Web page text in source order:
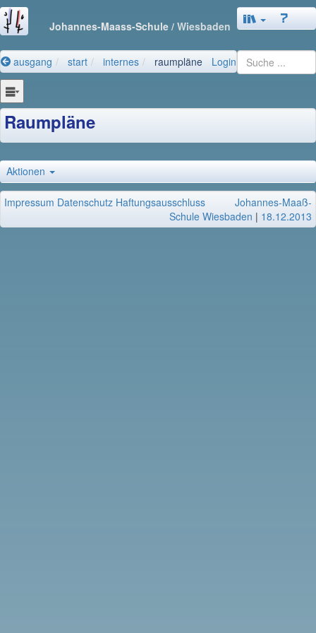
Johannes-Maass-Schule / Wiesbaden
ausgang start internes raumpläne Login
Raumpläne
Aktionen
Impressum Datenschutz Haftungsausschluss
Johannes-Maaß-
Schule Wiesbaden | 18.12.2013